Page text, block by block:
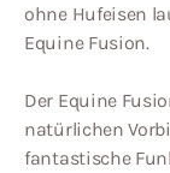
ohne Hufeisen
Equine Fusion.
Der Equine
natürlichen
fantastische